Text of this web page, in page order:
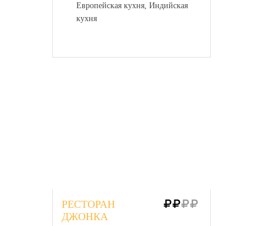
Европейская кухня, Индийская
кухня
РЕСТОРАН
ДЖОНКА